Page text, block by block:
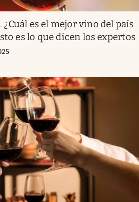
. ¿Cuál es el mejor vino del país
es lo que dicen los expertos